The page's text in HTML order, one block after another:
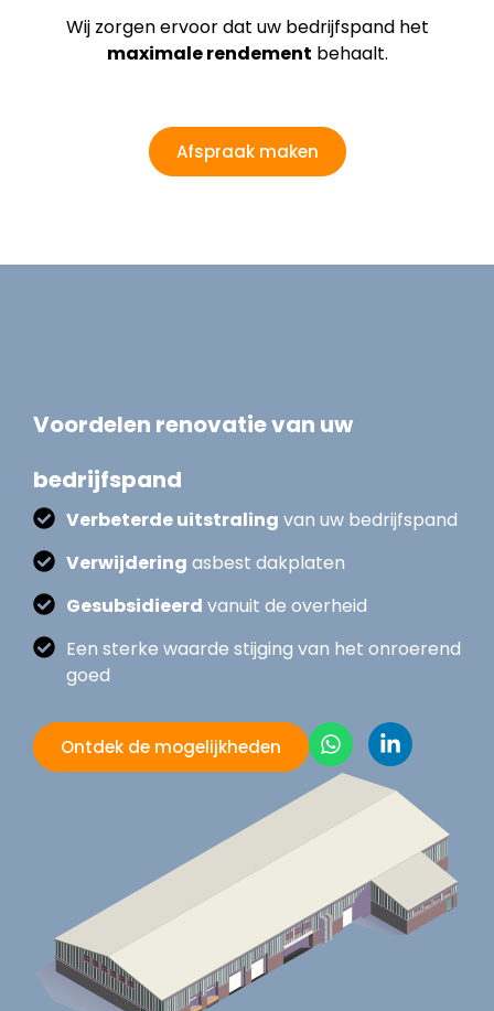
Wij zorgen ervoor dat uw bedrijfspand het
maximale rendement behaalt.
Afspraak maken
Voordelen renovatie van uw
bedrijfspand
Verbeterde uitstraling van uw bedrijfspand
Verwijdering asbest dakplaten
Gesubsidieerd vanuit de overheid
Een sterke waarde stijging van het onroerend
goed
Ontdek de mogelijkheden